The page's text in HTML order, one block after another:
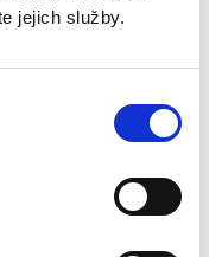
jejich služby.